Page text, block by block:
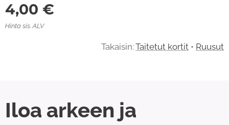
4,00 €
Hinta sis. ALV
Takaisin: Taitetut kortit • Ruusut
Iloa arkeen ja